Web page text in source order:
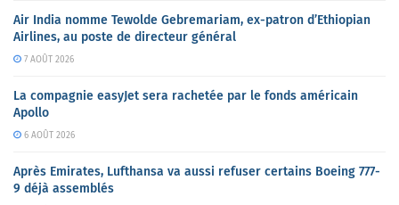
Air India nomme Tewolde Gebremariam, ex-patron d’Ethiopian
Airlines, au poste de directeur général
7 AOÛT 2026
La compagnie easyJet sera rachetée par le fonds américain
Apollo
6 AOÛT 2026
Après Emirates, Lufthansa va aussi refuser certains Boeing 777-
9 déjà assemblés